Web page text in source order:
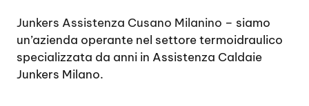
Junkers Assistenza Cusano Milanino – siamo
un’azienda operante nel settore termoidraulico
specializzata da anni in Assistenza Caldaie
Junkers Milano.